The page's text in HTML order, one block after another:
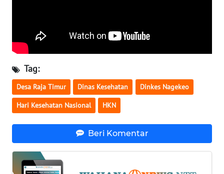
Tag:
Desa Raja Timur Dinas Kesehatan Dinkes Nagekeo
Hari Kesehatan Nasional HKN
Beri Komentar
PAPUA
BARAT
WN
RIAU
WN
SERAMBI
WN
JAMBI